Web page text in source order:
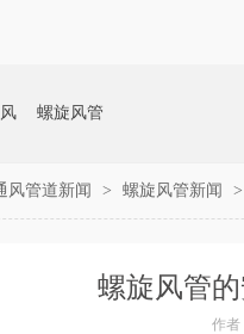
螺旋风管
风管道新闻 > 螺旋风管新闻 >
螺旋风管
作者